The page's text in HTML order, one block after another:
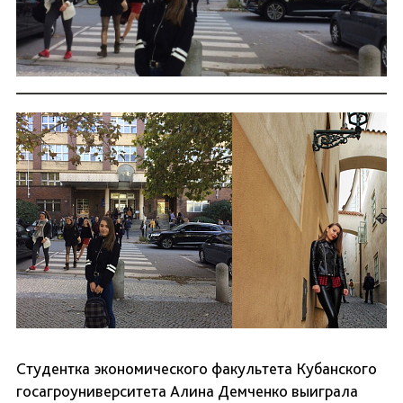
Студентка экономического факультета Кубанского
госагроуниверситета Алина Демченко выиграла